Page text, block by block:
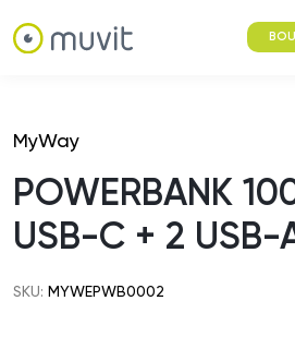
MyWay
POWERBANK
USB-C + 2 USB-
SKU: MYWEPWB0002